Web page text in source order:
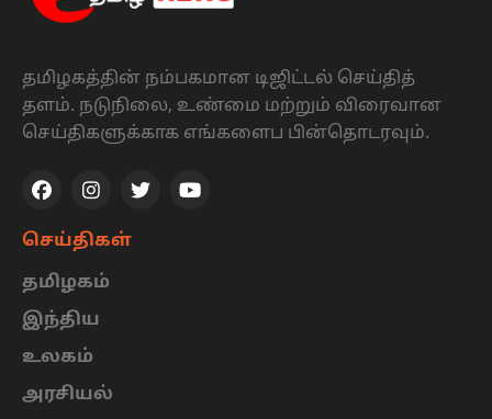
தமிழகத்தின் நம்பகமான டிஜிட்டல் செய்தித்
தளம். நடுநிலை, உண்மை மற்றும் விரைவான
செய்திகளுக்காக எங்களைப பின்தொடரவும்.
செய்திகள்
தமிழகம்
இந்திய
உலகம்
அரசியல்